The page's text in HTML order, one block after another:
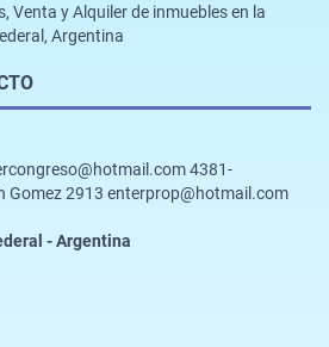
Venta y Alquiler de inmuebles en la
Argentina
4381-
Gomez 2913 enterprop@hotmail.com
- Argentina